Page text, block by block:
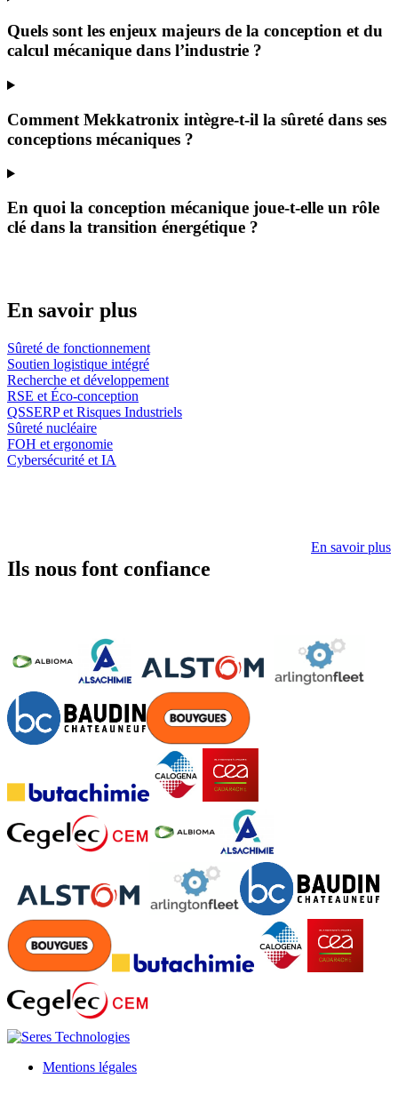
Quels sont les enjeux majeurs de la conception et du
calcul mécanique dans l’industrie ?
Comment Mekkatronix intègre-t-il la sûreté dans ses
conceptions mécaniques ?
En quoi la conception mécanique joue-t-elle un rôle
clé dans la transition énergétique ?
En savoir plus
Sûreté de fonctionnement
Soutien logistique intégré
Recherche et développement
RSE et Éco-conception
QSSERP et Risques Industriels
Sûreté nucléaire
FOH et ergonomie
Cybersécurité et IA
Ils nous font confiance
En savoir plus
Mentions légales